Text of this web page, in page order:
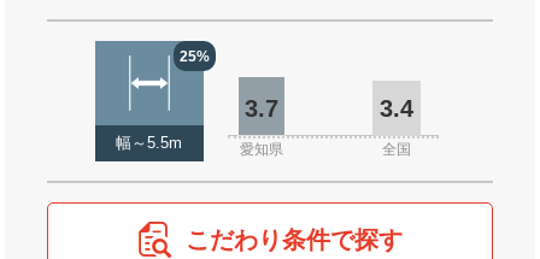
25%
幅～5.5m
3.7 3.4
愛知県 全国
こだわり条件で探す